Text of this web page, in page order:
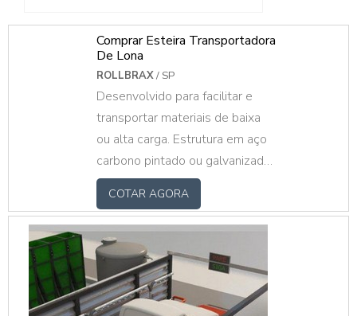
Comprar Esteira Transportadora
De Lona
ROLLBRAX/ SP
Desenvolvido para facilitar e
transportar materiais de baixa
ou alta carga. Estrutura em aço
carbono pintado ou galvanizado,
motorizada e com lona.
Fazemos sob medida mediante
ao projeto do cliente.
COTAR AGORA